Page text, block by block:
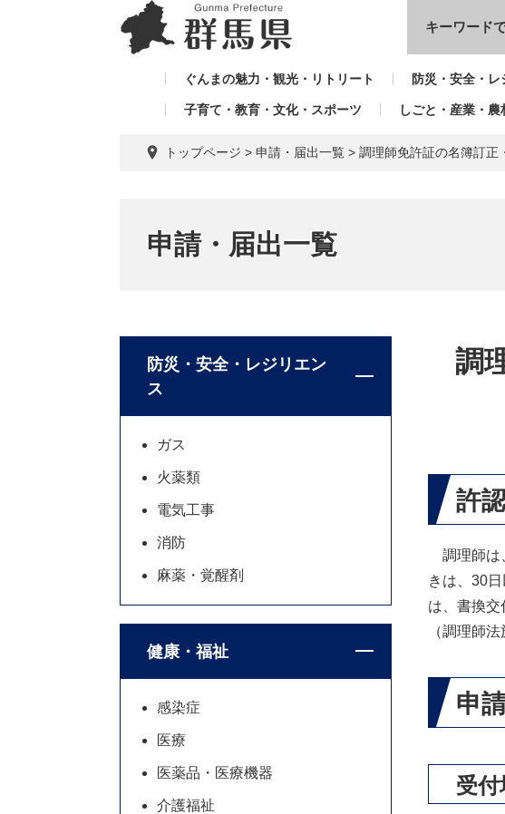
キーワード
ぐんまの魅力・観光・リトリート 防災・安全・レ
子育て・教育・文化・スポーツ しごと・産業・農
トップページ > 申請・届出一覧 > 調理師免許証の名簿訂正
申請・届出一覧
調
許
調理師は
きは、30
は、書換交
（調理師
申
受
防災・安全・レジリエン
ス
ガス
火薬類
電気工事
消防
麻薬・覚醒剤
健康・福祉
感染症
医療
医薬品・医療機器
介護福祉